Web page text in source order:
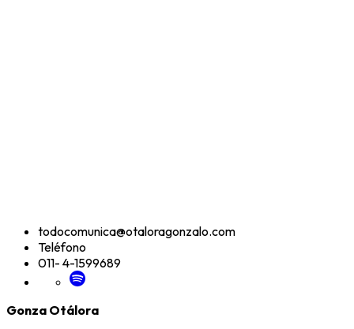
todocomunica@otaloragonzalo.com
Teléfono
011- 4-1599689
Gonza Otálora